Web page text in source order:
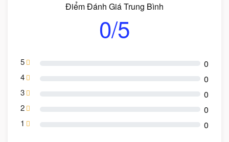
Điểm Đánh Giá Trung Bình
0/5
5 0
4 0
3 0
2 0
1 0